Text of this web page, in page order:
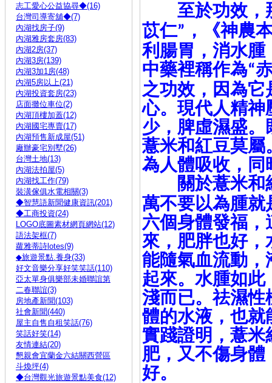
志工愛心公益協尋◆(16)
台灣司導寄舖◆(7)
內湖找房子(9)
內湖雅房套房(83)
內湖2房(37)
內湖3房(139)
內湖3加1房(48)
內湖5房以上(21)
內湖投資套房(23)
店面攤位車位(2)
內湖頂樓加蓋(12)
內湖國宅專賣(17)
內湖預售新成屋(51)
廠辦豪宅別墅(26)
台灣土地(13)
內湖法拍屋(5)
內湖找工作(79)
裝潢傢俱水電相關(3)
◆智慧語新聞健康資訊(201)
◆工商投資(24)
LOGO底圖素材網頁網站(12)
語法架框(7)
蘿雅蒂詩lotes(9)
◆旅遊景點.養身(33)
好文音樂分享好笑笑話(110)
亞太單身俱樂部未婚聯誼第
二春聯誼(3)
房地產新聞(103)
社會新聞(440)
屋主自售自租笑話(76)
笑話好笑(14)
友情連結(20)
懇親會宜蘭金六結關西營區
斗煥坪(4)
◆台灣觀光旅遊景點美食(12)
至於功效，那
苡仁” ，《神農
利腸胃，消水腫
中藥裡稱作為“
之功效，因為
心。現代人精神
少，脾虛濕盛
薏米和紅豆莫屬
為人體吸收，同
關於薏米和
萬不要以為腫就
六個身體發福
來，肥胖也好
能隨氣血流動，
起來。水腫如
淺而已。祛濕性
體的水液，也就
實踐證明，薏
肥，又不傷身
好。